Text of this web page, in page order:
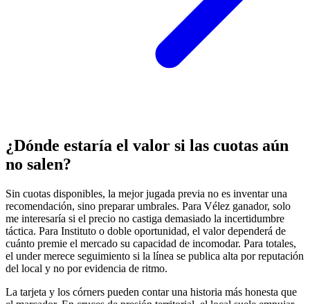
¿Dónde estaría el valor si las cuotas aún
no salen?
Sin cuotas disponibles, la mejor jugada previa no es inventar una
recomendación, sino preparar umbrales. Para Vélez ganador, solo
me interesaría si el precio no castiga demasiado la incertidumbre
táctica. Para Instituto o doble oportunidad, el valor dependerá de
cuánto premie el mercado su capacidad de incomodar. Para totales,
el under merece seguimiento si la línea se publica alta por reputación
del local y no por evidencia de ritmo.
La tarjeta y los córners pueden contar una historia más honesta que